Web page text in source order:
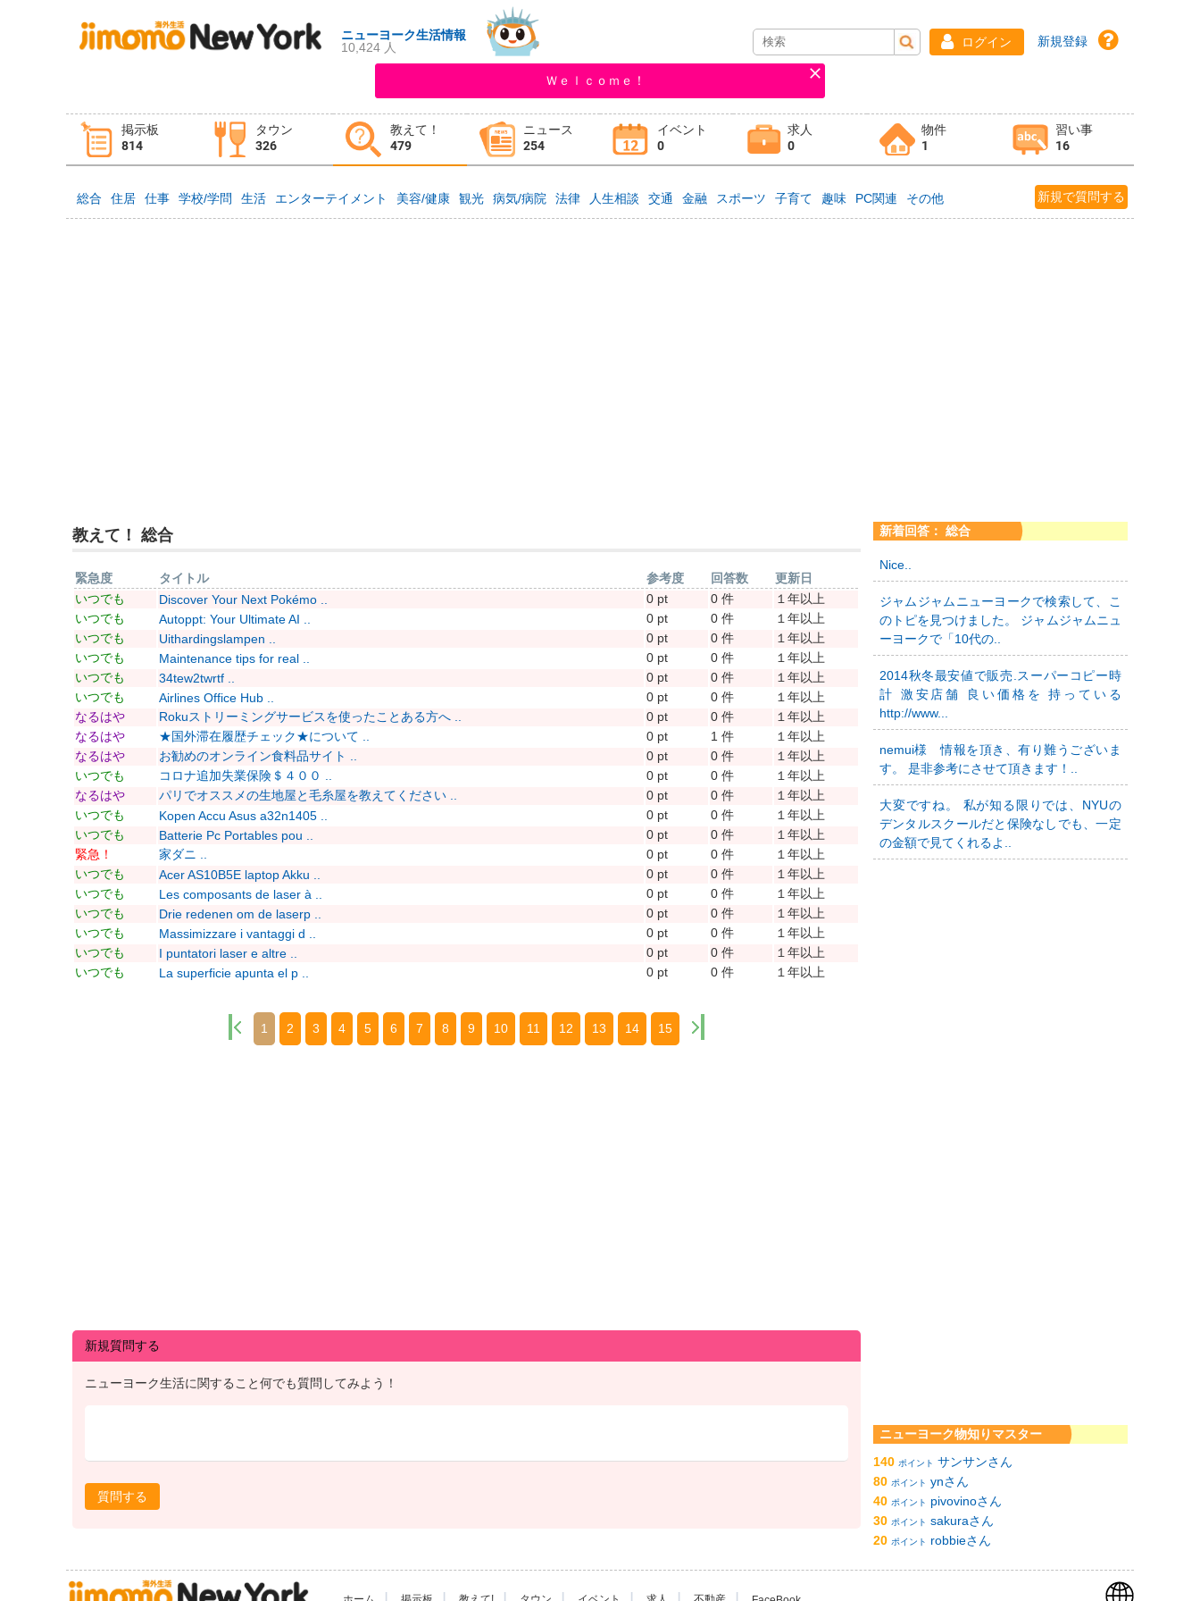
ニューヨーク生活情報
10,424 人
ログイン 新規登録
Ｗｅｌｃｏｍｅ！
掲示板
814
タウン
326
教えて！
479
ニュース
254
イベント
0
求人
0
物件
1
習い事
16
タウン情報 教えて！
イベント 求人
総合 住居 仕事 学校/学問 生活 エンターテイメント 美容/健康 観光 病気/病院 法律 人生相談 交通 金融 スポーツ 子育て 趣味 PC関連 その他 新規で質問する
教えて！ 総合
緊急度 タイトル 参考度 回答数
更新日
いつでも
Discover Your Next Pokémo .. 0 pt 0 件
１年以上
いつでも
Autoppt: Your Ultimate AI .. 0 pt 0 件
１年以上
いつでも
Uithardingslampen .. 0 pt 0 件
１年以上
いつでも
Maintenance tips for real .. 0 pt 0 件
１年以上
いつでも
34tew2twrtf .. 0 pt 0 件
１年以上
いつでも
Airlines Office Hub .. 0 pt 0 件
１年以上
なるはや
Rokuストリーミングサービスを使ったことある方へ .. 0 pt 0 件
１年以上
なるはや
★国外滞在履歴チェック★について .. 0 pt 1 件
１年以上
なるはや
お勧めのオンライン食料品サイト .. 0 pt 0 件
１年以上
いつでも
コロナ追加失業保険＄４００ .. 0 pt 0 件
１年以上
なるはや
パリでオススメの生地屋と毛糸屋を教えてください .. 0 pt 0 件
１年以上
いつでも
Kopen Accu Asus a32n1405 .. 0 pt 0 件
１年以上
いつでも
Batterie Pc Portables pou .. 0 pt 0 件
１年以上
緊急！
家ダニ .. 0 pt 0 件
１年以上
いつでも
Acer AS10B5E laptop Akku .. 0 pt 0 件
１年以上
いつでも
Les composants de laser à .. 0 pt 0 件
１年以上
いつでも
Drie redenen om de laserp .. 0 pt 0 件
１年以上
いつでも
Massimizzare i vantaggi d .. 0 pt 0 件
１年以上
いつでも
I puntatori laser e altre .. 0 pt 0 件
１年以上
いつでも
La superficie apunta el p .. 0 pt 0 件 １年以上
1 2 3 4 5 6 7 8 9 10 11 12 13 14 15
新規質問する
ニューヨーク生活に関すること何でも質問してみよう！
質問する
新着回答： 総合
Nice..
ジャムジャムニューヨークで検索して、こ
のトピを見つけました。 ジャムジャムニュ
ーヨークで「10代の..
2014秋冬最安値で販売.スーパーコピー時
計 激安店舗 良い価格を 持っている
http://www...
nemui様 情報を頂き、有り難うございま
す。 是非参考にさせて頂きます！..
大変ですね。 私が知る限りでは、NYUの
デンタルスクールだと保険なしでも、一定
の金額で見てくれるよ..
ニューヨーク物知りマスター
140 ポイント サンサンさん
80 ポイント ynさん
40 ポイント
pivovinoさん
30 ポイント sakuraさん
20 ポイント robbieさん